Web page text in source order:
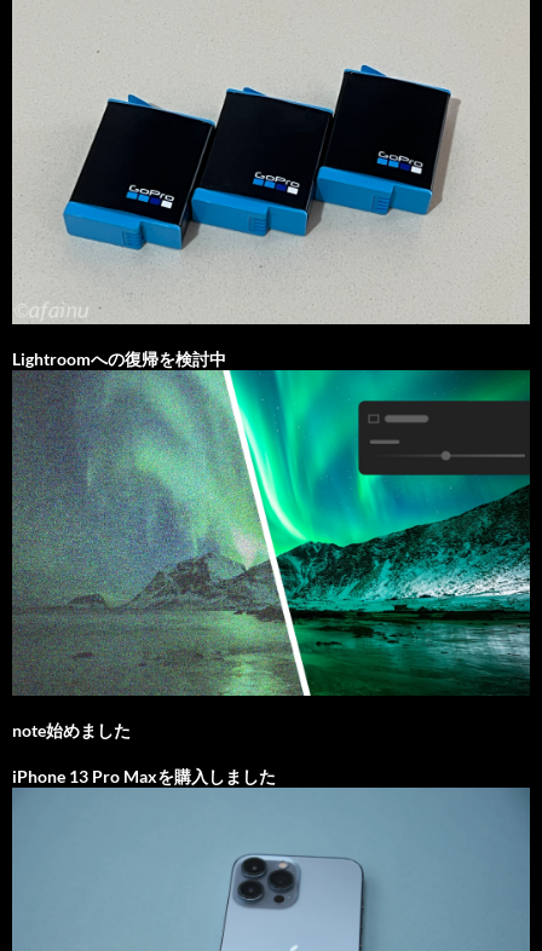
Lightroomへの復帰を検討中
note始めました
iPhone 13 Pro Maxを購入しました